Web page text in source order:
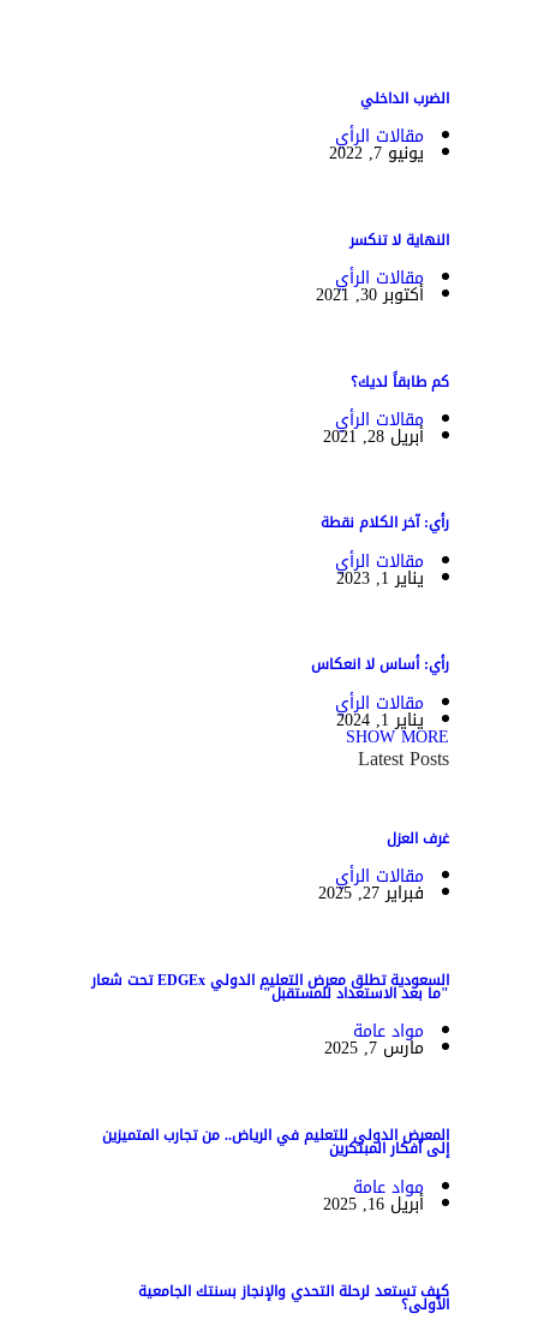
الضرب الداخلي
مقالات الرأي
يونيو 7, 2022
النهاية لا تنكسر
مقالات الرأي
أكتوبر 30, 2021
كم طابقاً لديك؟
مقالات الرأي
أبريل 28, 2021
رأي: آخر الكلام نقطة
مقالات الرأي
يناير 1, 2023
رأي: أساس لا انعكاس
مقالات الرأي
يناير 1, 2024
SHOW MORE
Latest Posts
غرف العزل
مقالات الرأي
فبراير 27, 2025
السعودية تطلق معرض التعليم الدولي EDGEx تحت شعار "ما بعد الاستعداد للمستقبل"
مواد عامة
مارس 7, 2025
المعرض الدولي للتعليم في الرياض.. من تجارب المتميزين
إلى أفكار المبتكرين
مواد عامة
أبريل 16, 2025
كيف تستعد لرحلة التحدي والإنجاز بسنتك الجامعية
الأولى؟